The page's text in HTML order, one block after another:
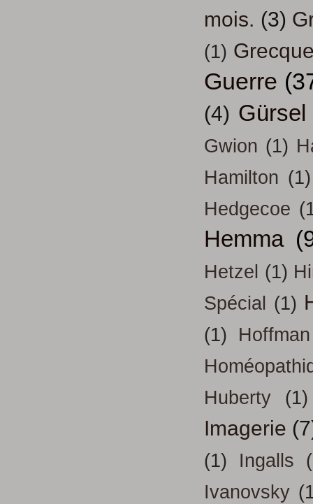
mois. (3)
(1)
Guerre
(4) Gürsel
Gwion (1)
Hamilton (1)
Hedgecoe
Hemma
Hetzel (1)
Spécial (1)
(1)
Hoffman
Huberty
(1)
Imagerie
(1) Ingalls
Ivanovsky